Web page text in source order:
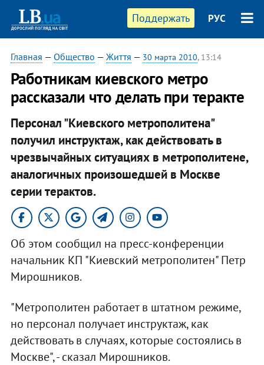
Поддержать РУС
Главная — Общество — Життя — 30 марта 2010, 13:14
Работникам киевского метро
рассказали что делать при теракте
Персонал "Киевского метрополитена"
получил инструктаж, как действовать в
чрезвычайных ситуациях в метрополитене,
аналогичных произошедшей в Москве
серии терактов.
Об этом сообщил на пресс-конференции
начальник КП "Киевский метрополитен" Петр
Мирошников.
"Метрополитен работает в штатном режиме,
но персонал получает инструктаж, как
действовать в случаях, которые состоялись в
Москве", - сказал Мирошников.